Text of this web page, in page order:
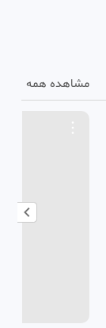
مشاهده همه